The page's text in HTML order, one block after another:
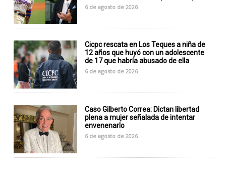
6 de agosto de 2026
Cicpc rescata en Los Teques a niña de
12 años que huyó con un adolescente
de 17 que habría abusado de ella
6 de agosto de 2026
Caso Gilberto Correa: Dictan libertad
plena a mujer señalada de intentar
envenenarlo
6 de agosto de 2026